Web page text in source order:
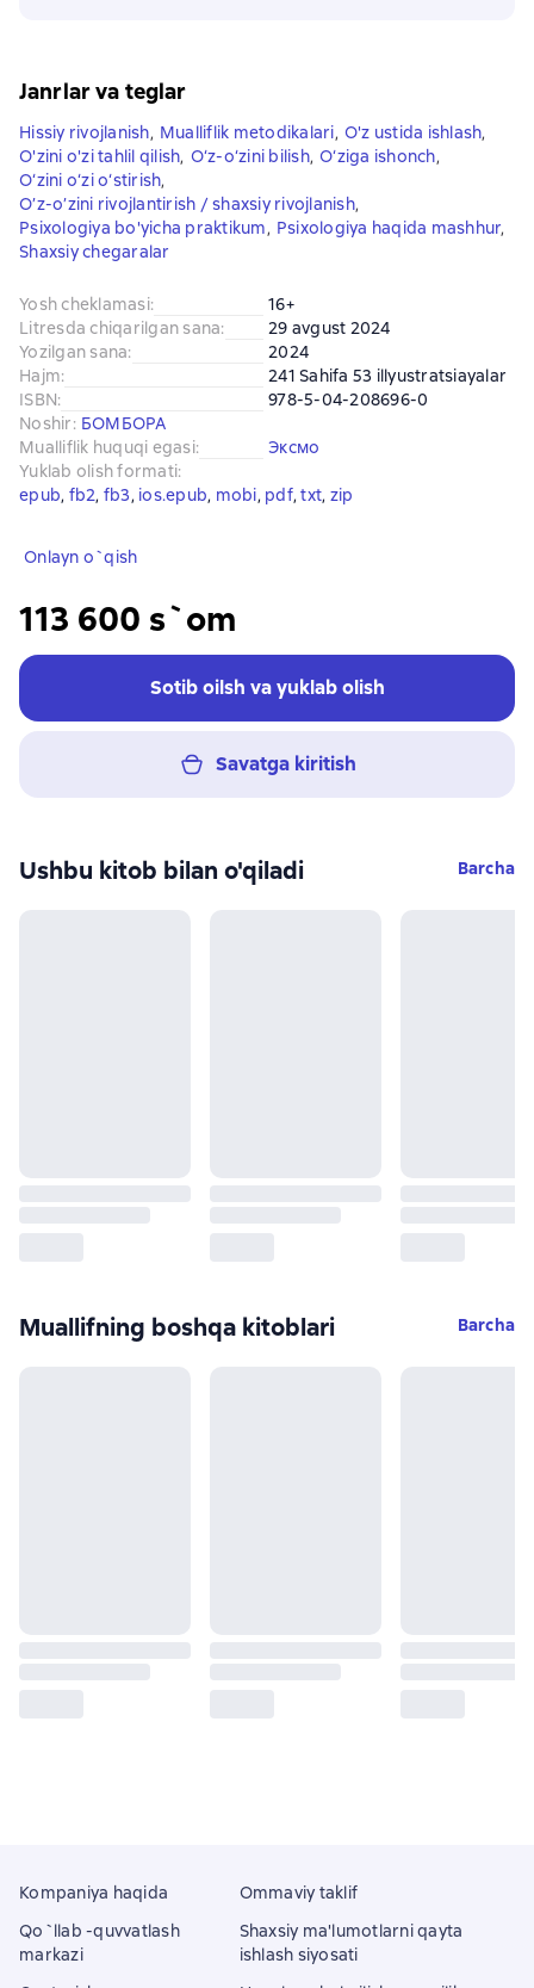
Janrlar va teglar
Hissiy rivojlanish, Mualliflik metodikalari, O'z ustida ishlash,
O'zini o'zi tahlil qilish, O‘z-o‘zini bilish, O‘ziga ishonch,
O‘zini o‘zi o‘stirish,
O’z-o’zini rivojlantirish / shaxsiy rivojlanish,
Psixologiya bo'yicha praktikum, Psixologiya haqida mashhur,
Shaxsiy chegaralar
Yosh cheklamasi:
16+
Litresda chiqarilgan sana:
29 avgust 2024
Yozilgan sana:
2024
Hajm:
241 Sahifa 53 illyustratsiayalar
ISBN:
978-5-04-208696-0
Noshir: БОМБОРА
Mualliflik huquqi egasi:
Эксмо
Yuklab olish formati:
epub, fb2, fb3, ios.epub, mobi, pdf, txt, zip
Onlayn o`qish
113 600 s`om
Sotib oilsh va yuklab olish
Savatga kiritish
Ushbu kitob bilan o'qiladi Barcha
Muallifning boshqa kitoblari Barcha
Kompaniya haqida
Qo`llab -quvvatlash
markazi
Ommaviy taklif
Shaxsiy ma'lumotlarni qayta
ishlash siyosati